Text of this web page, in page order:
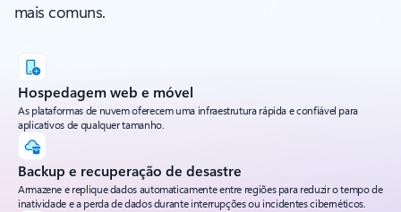
mais comuns.
Hospedagem web e móvel
As plataformas de nuvem oferecem uma infraestrutura rápida e confiável para
aplicativos de qualquer tamanho.
Backup e recuperação de desastre
Armazene e replique dados automaticamente entre regiões para reduzir o tempo de
inatividade e a perda de dados durante interrupções ou incidentes cibernéticos.